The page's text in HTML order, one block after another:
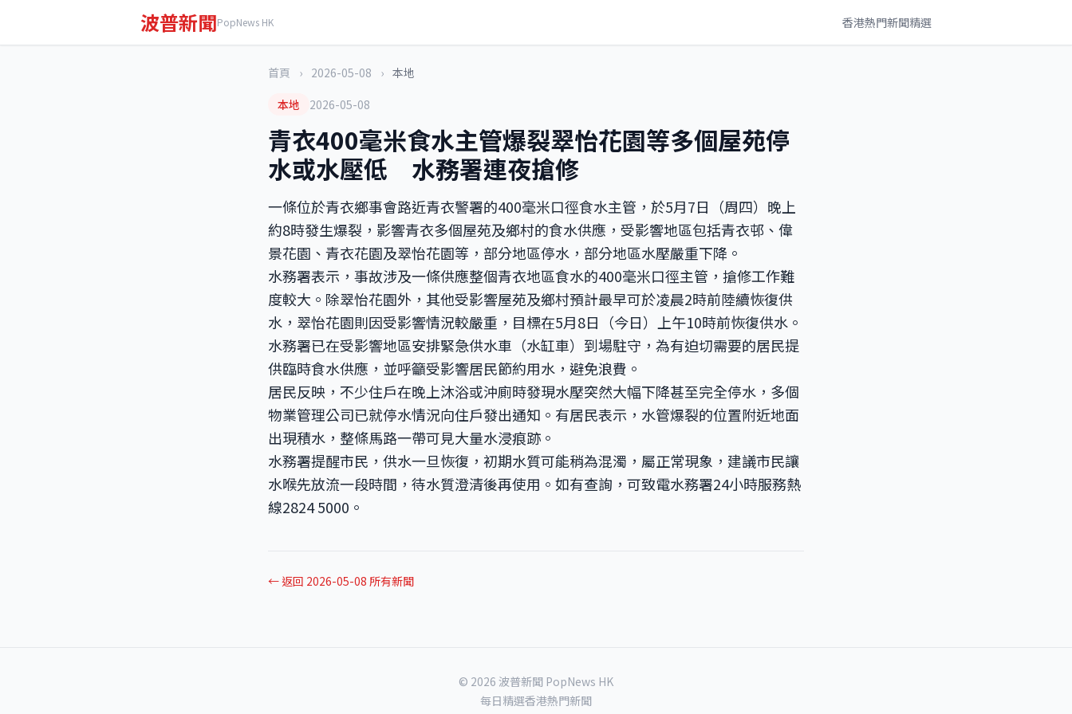
波普新聞PopNews HK 香港熱門新聞精選
首頁 › 2026-05-08 › 本地
本地
2026-05-08
青衣400毫米食水主管爆裂翠怡花園等多個屋苑停
水或水壓低 水務署連夜搶修
一條位於青衣鄉事會路近青衣警署的400毫米口徑食水主管，於5月7日（周四）晚上
約8時發生爆裂，影響青衣多個屋苑及鄉村的食水供應，受影響地區包括青衣邨、偉
景花園、青衣花園及翠怡花園等，部分地區停水，部分地區水壓嚴重下降。
水務署表示，事故涉及一條供應整個青衣地區食水的400毫米口徑主管，搶修工作難
度較大。除翠怡花園外，其他受影響屋苑及鄉村預計最早可於凌晨2時前陸續恢復供
水，翠怡花園則因受影響情況較嚴重，目標在5月8日（今日）上午10時前恢復供水。
水務署已在受影響地區安排緊急供水車（水缸車）到場駐守，為有迫切需要的居民提
供臨時食水供應，並呼籲受影響居民節約用水，避免浪費。
居民反映，不少住戶在晚上沐浴或沖廁時發現水壓突然大幅下降甚至完全停水，多個
物業管理公司已就停水情況向住戶發出通知。有居民表示，水管爆裂的位置附近地面
出現積水，整條馬路一帶可見大量水浸痕跡。
水務署提醒市民，供水一旦恢復，初期水質可能稍為混濁，屬正常現象，建議市民讓
水喉先放流一段時間，待水質澄清後再使用。如有查詢，可致電水務署24小時服務熱
線2824 5000。
← 返回 2026-05-08 所有新聞
© 2026 波普新聞 PopNews HK
每日精選香港熱門新聞